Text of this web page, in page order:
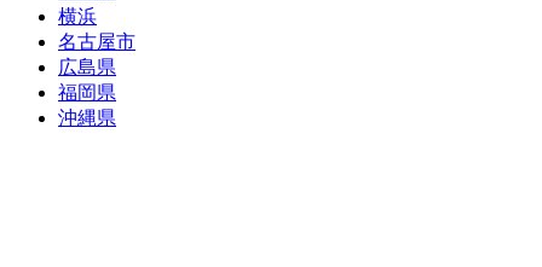
横浜
名古屋市
広島県
福岡県
沖縄県